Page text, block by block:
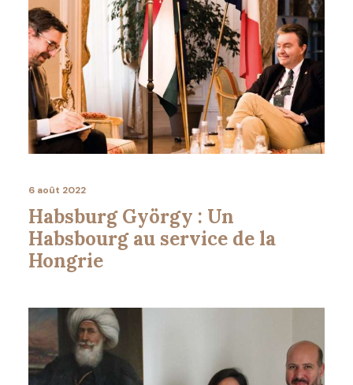
6 août 2022
Habsburg György : Un
Habsbourg au service de la
Hongrie